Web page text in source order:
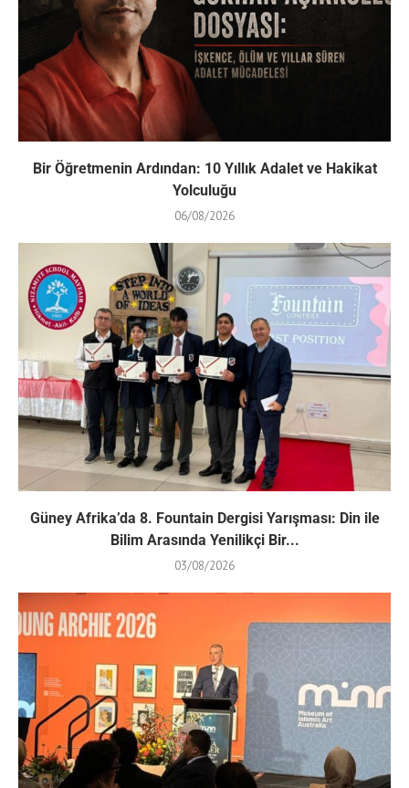
Bir Öğretmenin Ardından: 10 Yıllık Adalet ve Hakikat
Yolculuğu
06/08/2026
Güney Afrika’da 8. Fountain Dergisi Yarışması: Din ile
Bilim Arasında Yenilikçi Bir...
03/08/2026